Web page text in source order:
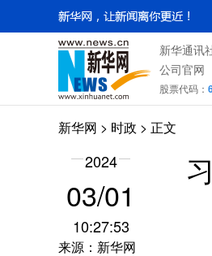
新华通讯
公司官网
股票代码：
新华网 > 时政 > 正文
2024
03/01
10:27:53
来源：新华网